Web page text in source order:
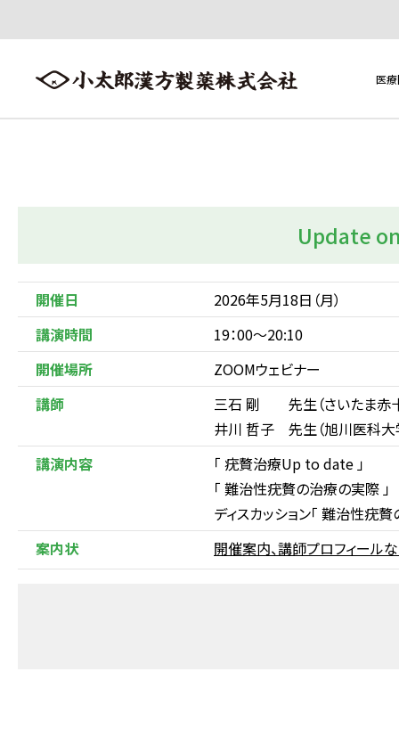
医
添加物一覧
Update
開催日
2026年5月18日（月）
講演時間
19：00～20:10
開催場所
ZOOMウェビナー
講師
三石 剛 先生（さいたま赤
井川 哲子 先生（旭川医科大
講演内容
「 疣贅治療Up to date 」
「 難治性疣贅の治療の実際 」
ディスカッション「 難治性疣
案内状
開催案内、講師プロフィー